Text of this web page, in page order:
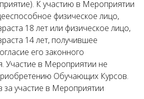
К участию в Мероприятии
физическое лицо,
18 лет или физическое лицо,
14 лет, получившее
его законного
Участие в Мероприятии не
Обучающих Курсов.
за участие в Мероприятии